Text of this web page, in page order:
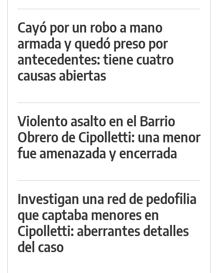
Cayó por un robo a mano
armada y quedó preso por
antecedentes: tiene cuatro
causas abiertas
Violento asalto en el Barrio
Obrero de Cipolletti: una menor
fue amenazada y encerrada
Investigan una red de pedofilia
que captaba menores en
Cipolletti: aberrantes detalles
del caso